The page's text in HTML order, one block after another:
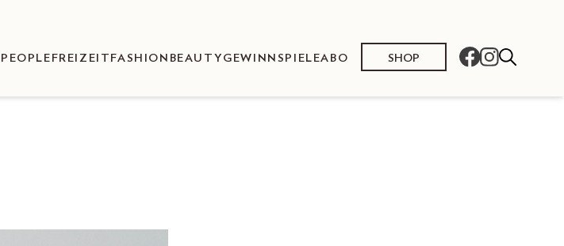
PEOPLE FREIZEIT FASHION BEAUTY GEWINNSPIELEABO SHOP